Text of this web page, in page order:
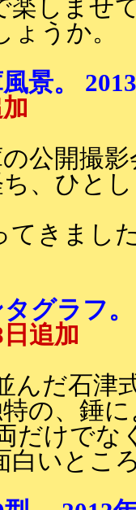
楽しませ
うか。
風景。
公開撮
ち、ひと
てきまし
タグラ
日追加
んだ石津
特の、錘
だけでな
白いとこ